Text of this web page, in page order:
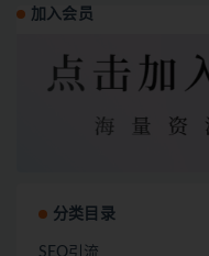
加入会员
分类目录
SEO引流